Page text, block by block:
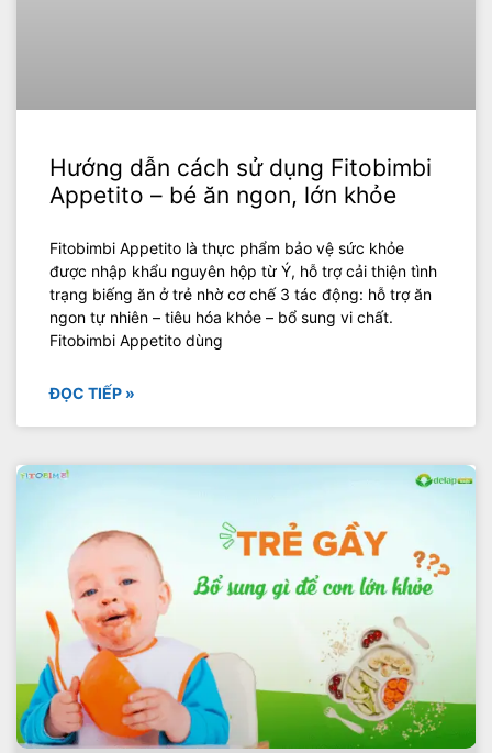
Hướng dẫn cách sử dụng Fitobimbi
Appetito – bé ăn ngon, lớn khỏe
Fitobimbi Appetito là thực phẩm bảo vệ sức khỏe
được nhập khẩu nguyên hộp từ Ý, hỗ trợ cải thiện tình
trạng biếng ăn ở trẻ nhờ cơ chế 3 tác động: hỗ trợ ăn
ngon tự nhiên – tiêu hóa khỏe – bổ sung vi chất.
Fitobimbi Appetito dùng
ĐỌC TIẾP »